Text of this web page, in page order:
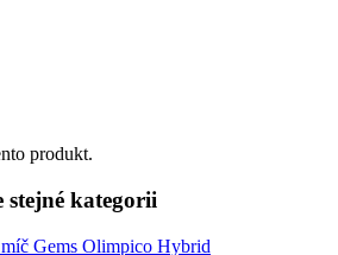
produkt.
stejné kategorii